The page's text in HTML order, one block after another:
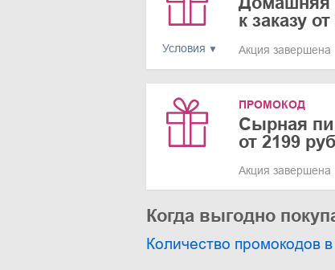
Условия
к заказу
Акция завершена
ПРОМОКОД
Сырная
от 2199
Акция завершена
Когда выгодно
Количество промокодов